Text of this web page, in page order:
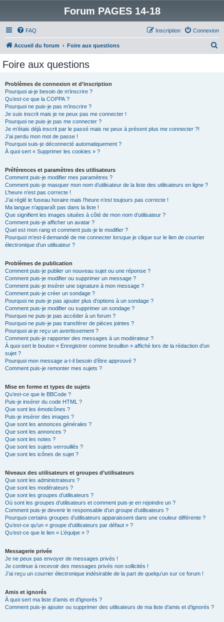
Forum PAGES 14-18
FAQ Connexion
Inscription
Accueil du forum Foire aux questions
Foire aux questions
Problèmes de connexion et d’inscription
Pourquoi ai-je besoin de m’inscrire ?
Qu’est-ce que la COPPA ?
Pourquoi ne puis-je pas m’inscrire ?
Je suis inscrit mais je ne peux pas me connecter !
Pourquoi ne puis-je pas me connecter ?
Je m’étais déjà inscrit par le passé mais ne peux à présent plus me connecter ?!
J’ai perdu mon mot de passe !
Pourquoi suis-je déconnecté automatiquement ?
À quoi sert « Supprimer les cookies » ?
Préférences et paramètres des utilisateurs
Comment puis-je modifier mes paramètres ?
Comment puis-je masquer mon nom d’utilisateur de la liste des utilisateurs en ligne ?
L’heure n’est pas correcte !
J’ai réglé le fuseau horaire mais l’heure n’est toujours pas correcte !
Ma langue n’apparaît pas dans la liste !
Que signifient les images situées à côté de mon nom d’utilisateur ?
Comment puis-je afficher un avatar ?
Quel est mon rang et comment puis-je le modifier ?
Pourquoi m’est-il demandé de me connecter lorsque je clique sur le lien de courrier
électronique d’un utilisateur ?
Problèmes de publication
Comment puis-je publier un nouveau sujet ou une réponse ?
Comment puis-je modifier ou supprimer un message ?
Comment puis-je insérer une signature à mon message ?
Comment puis-je créer un sondage ?
Pourquoi ne puis-je pas ajouter plus d’options à un sondage ?
Comment puis-je modifier ou supprimer un sondage ?
Pourquoi ne puis-je pas accéder à un forum ?
Pourquoi ne puis-je pas transférer de pièces jointes ?
Pourquoi ai-je reçu un avertissement ?
Comment puis-je rapporter des messages à un modérateur ?
À quoi sert le bouton « Enregistrer comme brouillon » affiché lors de la rédaction d’un
sujet ?
Pourquoi mon message a-t-il besoin d’être approuvé ?
Comment puis-je remonter mes sujets ?
Mise en forme et types de sujets
Qu’est-ce que le BBCode ?
Puis-je insérer du code HTML ?
Que sont les émoticônes ?
Puis-je insérer des images ?
Que sont les annonces générales ?
Que sont les annonces ?
Que sont les notes ?
Que sont les sujets verrouillés ?
Que sont les icônes de sujet ?
Niveaux des utilisateurs et groupes d’utilisateurs
Que sont les administrateurs ?
Que sont les modérateurs ?
Que sont les groupes d’utilisateurs ?
Où sont les groupes d’utilisateurs et comment puis-je en rejoindre un ?
Comment puis-je devenir le responsable d’un groupe d’utilisateurs ?
Pourquoi certains groupes d’utilisateurs apparaissent dans une couleur différente ?
Qu’est-ce qu’un « groupe d’utilisateurs par défaut » ?
Qu’est-ce que le lien « L’équipe » ?
Messagerie privée
Je ne peux pas envoyer de messages privés !
Je continue à recevoir des messages privés non sollicités !
J’ai reçu un courrier électronique indésirable de la part de quelqu’un sur ce forum !
Amis et ignorés
À quoi sert ma liste d’amis et d’ignorés ?
Comment puis-je ajouter ou supprimer des utilisateurs de ma liste d’amis et d’ignorés ?